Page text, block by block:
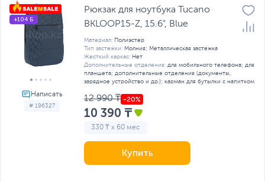
# 196327
+104 Б
Рюкзак для ноутбука Tucano
BKLOOP15-Z, 15.6", Blue
Материал: Полиэстер
Тип застежки: Молния; Металлическая застежка
Жесткий каркас: Нет
Дополнительные отделения: для мобильного телефона; для
планшета; дополнительные отделения (документы,
зарядное устройство и др.); карман для бутылки с напитком
12 990 ₸
10 390 ₸
330 ₸ x 60 мес
Купить